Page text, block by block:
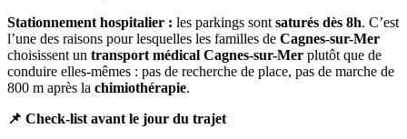
Stationnement hospitalier : les parkings sont saturés dès 8h. C’est
l’une des raisons pour lesquelles les familles de Cagnes-sur-Mer
choisissent un transport médical Cagnes-sur-Mer plutôt que de
conduire elles-mêmes : pas de recherche de place, pas de marche de
800 m après la chimiothérapie.
📌 Check-list avant le jour du trajet